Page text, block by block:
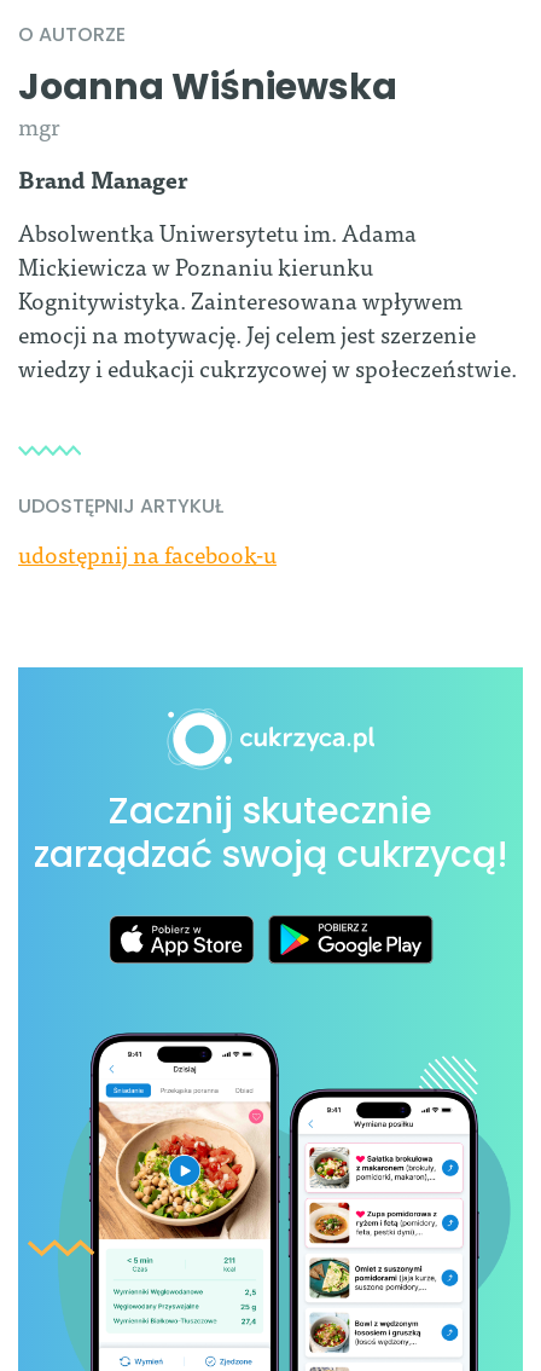
O AUTORZE
Joanna Wiśniewska
mgr
Brand Manager
Absolwentka Uniwersytetu im. Adama
Mickiewicza w Poznaniu kierunku
Kognitywistyka. Zainteresowana wpływem
emocji na motywację. Jej celem jest szerzenie
wiedzy i edukacji cukrzycowej w społeczeństwie.
UDOSTĘPNIJ ARTYKUŁ
udostępnij na facebook-u
Zacznij skutecznie
zarządzać swoją cukrzycą!